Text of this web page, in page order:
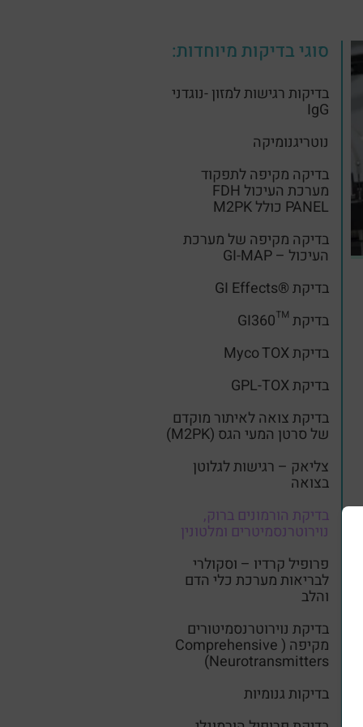
סוגי בדיקות מיוחדות:
בדיקות רגישות למזון -נוגדני
IgG
נוטריגנומיקה
בדיקה מקיפה לתפקוד
מערכת העיכול FDH
PANEL כולל M2PK
בדיקה מקיפה של מערכת
העיכול – GI-MAP
בדיקת ®GI Effects
בדיקת ™GI360
בדיקת Myco TOX
בדיקת GPL-TOX
בדיקת צואה לאיתור מוקדם
של סרטן המעי הגס (M2PK)
צליאק – רגישות לגלוטן
בצואה
בדיקת הורמונים ברוק,
נוירוטרנסמיטרים ומלטונין
פרופיל קרדיו – וסקולרי
לבריאות מערכת כלי הדם
והלב
בדיקת נוירוטרנסמיטורים
מקיפה ( Comprehensive
Neurotransmitters)
בדיקות גנומיות